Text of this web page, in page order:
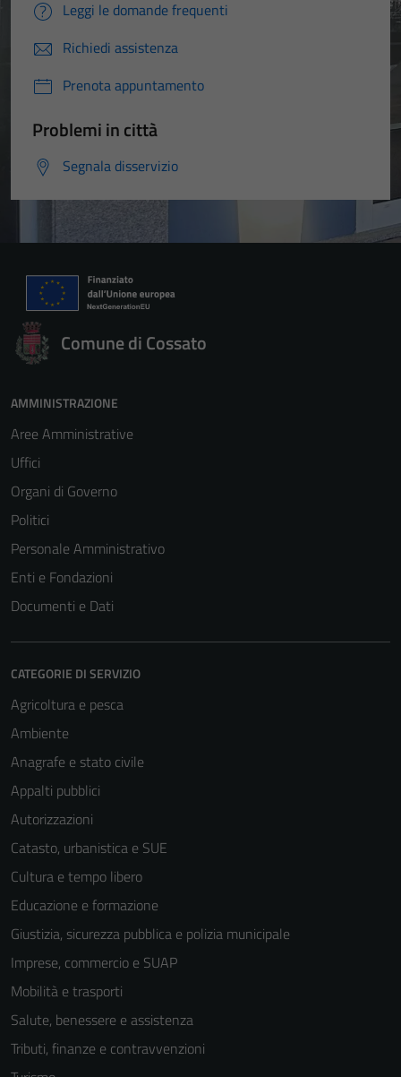
Leggi le domande frequenti
Richiedi assistenza
Prenota appuntamento
Problemi in città
Segnala disservizio
Comune di Cossato
AMMINISTRAZIONE
Aree Amministrative
Uffici
Organi di Governo
Politici
Personale Amministrativo
Enti e Fondazioni
Documenti e Dati
CATEGORIE DI SERVIZIO
Agricoltura e pesca
Ambiente
Anagrafe e stato civile
Appalti pubblici
Autorizzazioni
Catasto, urbanistica e SUE
Cultura e tempo libero
Educazione e formazione
Giustizia, sicurezza pubblica e polizia municipale
Imprese, commercio e SUAP
Mobilità e trasporti
Salute, benessere e assistenza
Tributi, finanze e contravvenzioni